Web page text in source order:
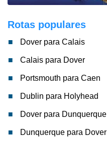
Rotas populares
Dover para Calais
Calais para Dover
Portsmouth para Caen
Dublin para Holyhead
Dover para Dunquerque
Dunquerque para Dover